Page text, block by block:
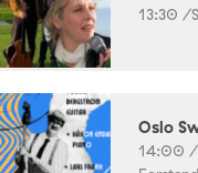
13:30 /
Oslo
14:00 /